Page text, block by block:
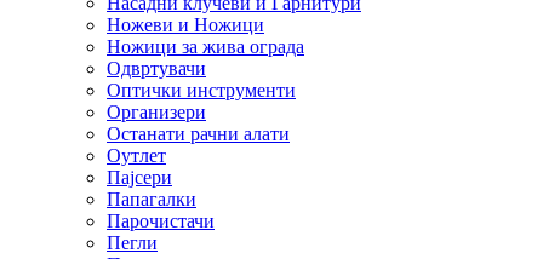
Ножеви и Ножици
Ножици за жива ограда
Одвртувачи
Оптички инструменти
Организери
Останати рачни алати
Оутлет
Пајсери
Папагалки
Парочистачи
Пегли